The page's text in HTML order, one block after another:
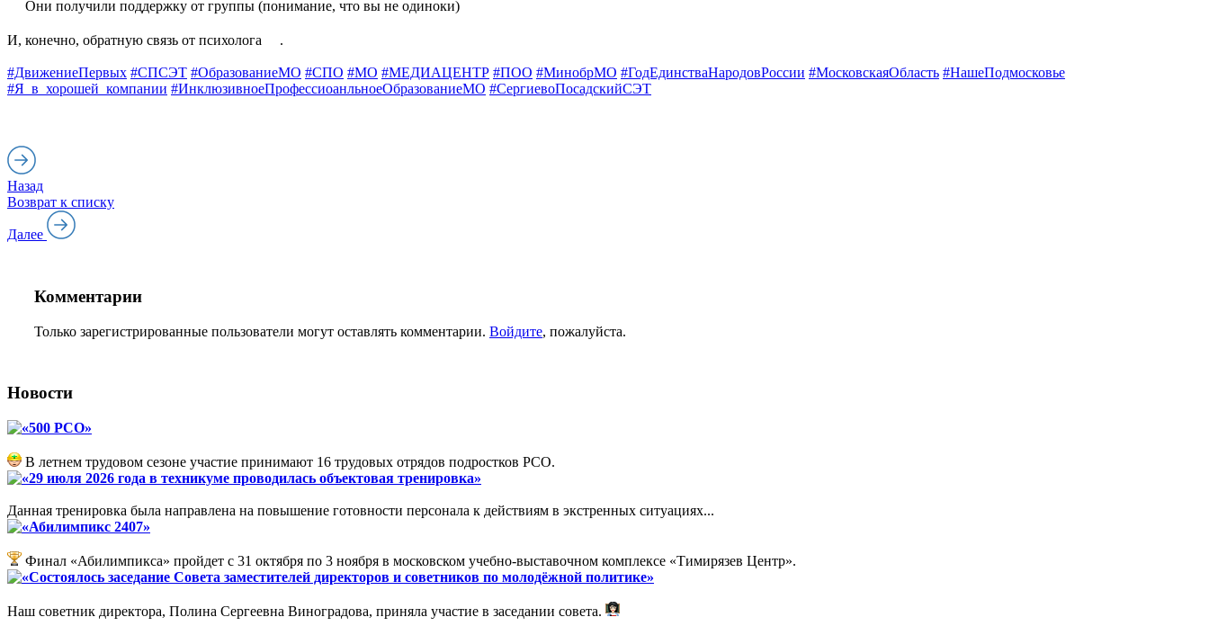
Они получили поддержку от группы (понимание, что вы не одиноки)
И, конечно, обратную связь от психолога .
#ДвижениеПервых #СПСЭТ #ОбразованиеМО #СПО #МО #МЕДИАЦЕНТР #ПОО #МинобрМО #ГодЕдинстваНародовРоссии #МосковскаяОбласть #НашеПодмосковье
#Я_в_хорошей_компании #ИнклюзивноеПрофессиоанльноеОбразованиеМО #СергиевоПосадскийСЭТ
Назад
Возврат к списку
Далее
Комментарии
Только зарегистрированные пользователи могут оставлять комментарии. Войдите, пожалуйста.
Новости
«500 РСО»
В летнем трудовом сезоне участие принимают 16 трудовых отрядов подростков РСО.
«29 июля 2026 года в техникуме проводилась объектовая тренировка»
Данная тренировка была направлена на повышение готовности персонала к действиям в экстренных ситуациях...
«Абилимпикс 2407»
Финал «Абилимпикса» пройдет с 31 октября по 3 ноября в московском учебно-выставочном комплексе «Тимирязев Центр».
«Состоялось заседание Совета заместителей директоров и советников по молодёжной политике»
Наш советник директора, Полина Сергеевна Виноградова, приняла участие в заседании совета.